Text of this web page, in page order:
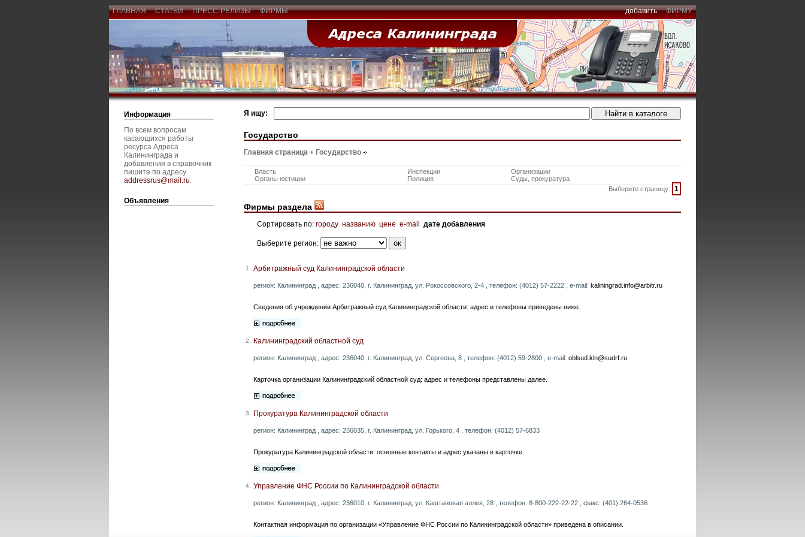
ГЛАВНАЯ СТАТЬИ ПРЕСС-РЕЛИЗЫ ФИРМЫ добавить ФИРМУ
Информация
По всем вопросам
касающихся работы
ресурса Адреса
Калининграда и
добавления в справочник
пишите по адресу
addressrus@mail.ru.
Объявления
Я ищу:
Государство
Главная страница Государство
Власть Инспекции
Организации
Органы юстиции
Полиция
Суды, прокуратура
Выберите страницу:
1
Фирмы раздела
Сортировать по: городу названию цене e-mail дате добавления
Выберите регион:
1. Арбитражный суд Калининградской области
регион: Калининград , адрес: 236040, г. Калининград, ул. Рокоссовского, 2-4 , телефон: (4012) 57-2222 , e-mail: kaliningrad.info@arbitr.ru
Сведения об учреждении Арбитражный суд Калининградской области: адрес и телефоны приведены ниже.
2. Калининградский областной суд
регион: Калининград , адрес: 236040, г. Калининград, ул. Сергеева, 8 , телефон: (4012) 59-2800 , e-mail: oblsud.kln@sudrf.ru
Карточка организации Калининградский областной суд: адрес и телефоны представлены далее.
3. Прокуратура Калининградской области
регион: Калининград , адрес: 236035, г. Калининград, ул. Горького, 4 , телефон: (4012) 57-6833
Прокуратура Калининградской области: основные контакты и адрес указаны в карточке.
4. Управление ФНС России по Калининградской области
регион: Калининград , адрес: 236010, г. Калининград, ул. Каштановая аллея, 28 , телефон: 8-800-222-22-22 , факс: (401) 264-0536
Контактная информация по организации «Управление ФНС России по Калининградской области» приведена в описании.